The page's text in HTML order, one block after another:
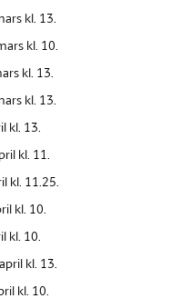
kl. 13.
kl. 10.
kl. 13.
kl. 13.
kl. 13.
kl. 11.
kl. 11.25.
kl. 10.
kl. 10.
kl. 13.
kl. 10.